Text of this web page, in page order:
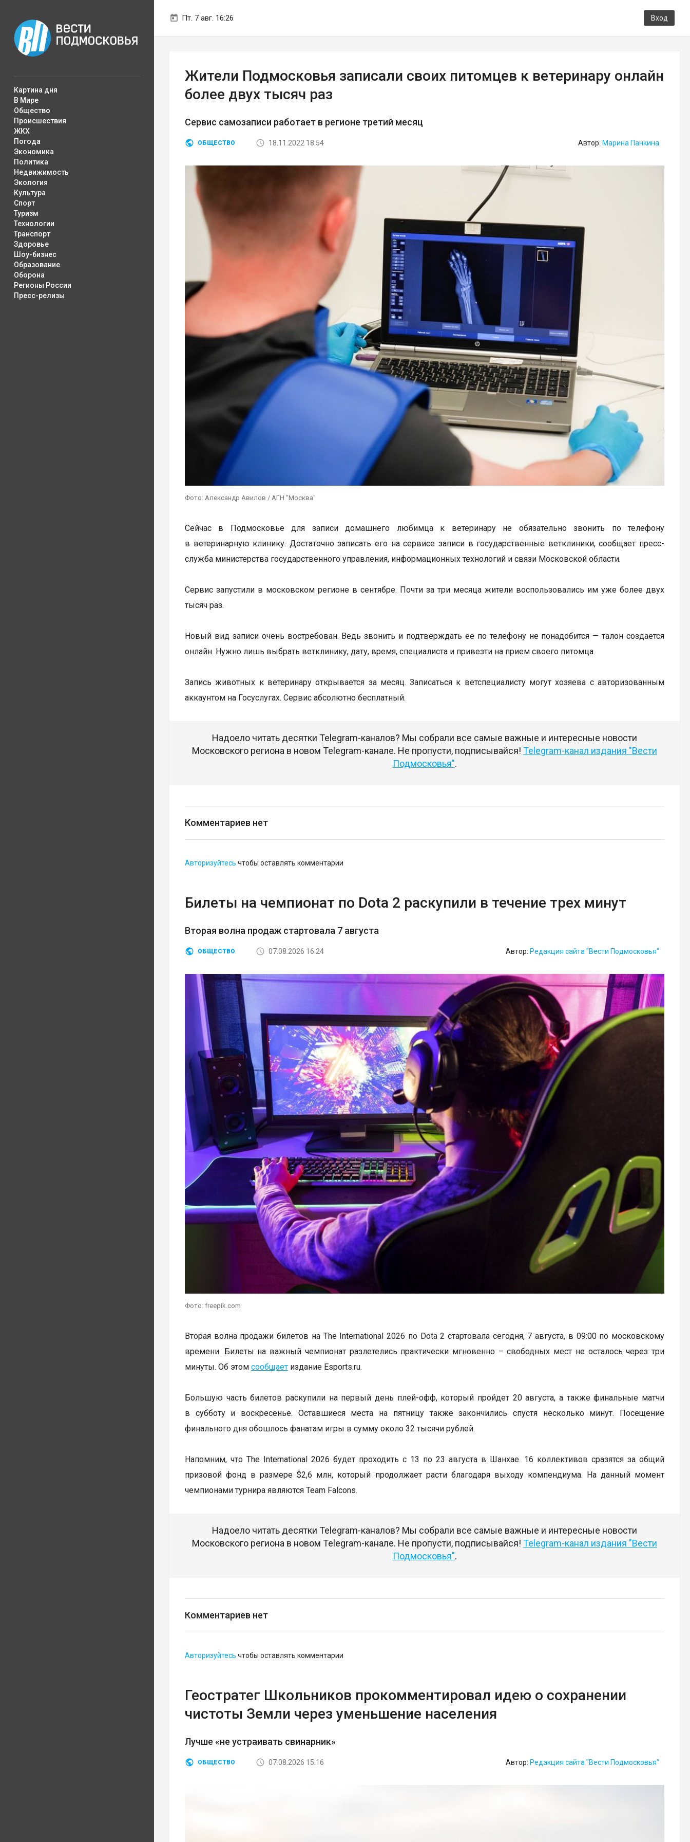
Пт. 7 авг. 16:26 Вход
Картина дня
В Мире
Общество
Происшествия
ЖКХ
Погода
Экономика
Политика
Недвижимость
Экология
Культура
Спорт
Туризм
Технологии
Транспорт
Здоровье
Шоу-бизнес
Образование
Оборона
Регионы России
Пресс-релизы
Жители Подмосковья записали своих питомцев к ветеринару онлайн
более двух тысяч раз
Сервис самозаписи работает в регионе третий месяц
ОБЩЕСТВО 18.11.2022 18:54 Автор: Марина Панкина
Фото: Александр Авилов / АГН "Москва"
Сейчас в Подмосковье для записи домашнего любимца к ветеринару не обязательно звонить по телефону
в ветеринарную клинику. Достаточно записать его на сервисе записи в государственные ветклиники, сообщает пресс-
служба министерства государственного управления, информационных технологий и связи Московской области.
Сервис запустили в московском регионе в сентябре. Почти за три месяца жители воспользовались им уже более двух
тысяч раз.
Новый вид записи очень востребован. Ведь звонить и подтверждать ее по телефону не понадобится — талон создается
онлайн. Нужно лишь выбрать ветклинику, дату, время, специалиста и привезти на прием своего питомца.
Запись животных к ветеринару открывается за месяц. Записаться к ветспециалисту могут хозяева с авторизованным
аккаунтом на Госуслугах. Сервис абсолютно бесплатный.
Надоело читать десятки Telegram-каналов? Мы собрали все самые важные и интересные новости
Московского региона в новом Telegram-канале. Не пропусти, подписывайся! Telegram-канал издания "Вести
Подмосковья".
Комментариев нет
Авторизуйтесь чтобы оставлять комментарии
Билеты на чемпионат по Dota 2 раскупили в течение трех минут
Вторая волна продаж стартовала 7 августа
ОБЩЕСТВО 07.08.2026 16:24 Автор: Редакция сайта "Вести Подмосковья"
Фото: freepik.com
Вторая волна продажи билетов на The International 2026 по Dota 2 стартовала сегодня, 7 августа, в 09:00 по московскому
времени. Билеты на важный чемпионат разлетелись практически мгновенно – свободных мест не осталось через три
минуты. Об этом сообщает издание Esports.ru.
Большую часть билетов раскупили на первый день плей-офф, который пройдет 20 августа, а также финальные матчи
в субботу и воскресенье. Оставшиеся места на пятницу также закончились спустя несколько минут. Посещение
финального дня обошлось фанатам игры в сумму около 32 тысячи рублей.
Напомним, что The International 2026 будет проходить с 13 по 23 августа в Шанхае. 16 коллективов сразятся за общий
призовой фонд в размере $2,6 млн, который продолжает расти благодаря выходу компендиума. На данный момент
чемпионами турнира являются Team Falcons.
Надоело читать десятки Telegram-каналов? Мы собрали все самые важные и интересные новости
Московского региона в новом Telegram-канале. Не пропусти, подписывайся! Telegram-канал издания "Вести
Подмосковья".
Комментариев нет
Авторизуйтесь чтобы оставлять комментарии
Геостратег Школьников прокомментировал идею о сохранении
чистоты Земли через уменьшение населения
Лучше «не устраивать свинарник»
ОБЩЕСТВО 07.08.2026 15:16 Автор: Редакция сайта "Вести Подмосковья"